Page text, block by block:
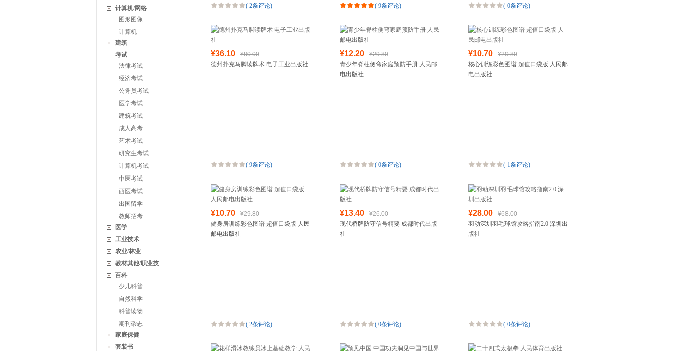
计算机/网络
图形图像
计算机
建筑
考试
法律考试
经济考试
公务员考试
医学考试
建筑考试
成人高考
艺术考试
研究生考试
计算机考试
中医考试
西医考试
出国留学
教师招考
医学
工业技术
农业/林业
教材其他/职业技
百科
少儿科普
自然科学
科普读物
期刊杂志
家庭保健
套装书
( 2条评论) ( 9条评论) ( 0条评论)
¥36.10
¥80.00
德州扑克马脚读牌术 电子工业出版社
( 9条评论)
¥12.20
¥29.80
青少年脊柱侧弯家庭预防手册 人民邮
电出版社
( 0条评论)
¥10.70
¥29.80
核心训练彩色图谱 超值口袋版 人民邮
电出版社
( 1条评论)
¥10.70
¥29.80
健身房训练彩色图谱 超值口袋版 人民
邮电出版社
( 2条评论)
¥13.40
¥26.00
现代桥牌防守信号精要 成都时代出版
社
( 0条评论)
¥28.00
¥68.00
羽动深圳羽毛球馆攻略指南2.0 深圳出
版社
( 0条评论)